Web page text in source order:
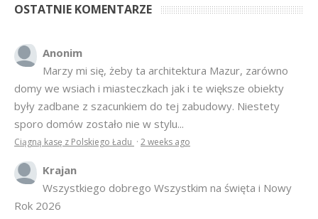
OSTATNIE KOMENTARZE
Anonim
Marzy mi się, żeby ta architektura Mazur, zarówno
domy we wsiach i miasteczkach jak i te większe obiekty
były zadbane z szacunkiem do tej zabudowy. Niestety
sporo domów zostało nie w stylu...
Ciągną kasę z Polskiego Ładu · 2 weeks ago
Krajan
Wszystkiego dobrego Wszystkim na święta i Nowy
Rok 2026